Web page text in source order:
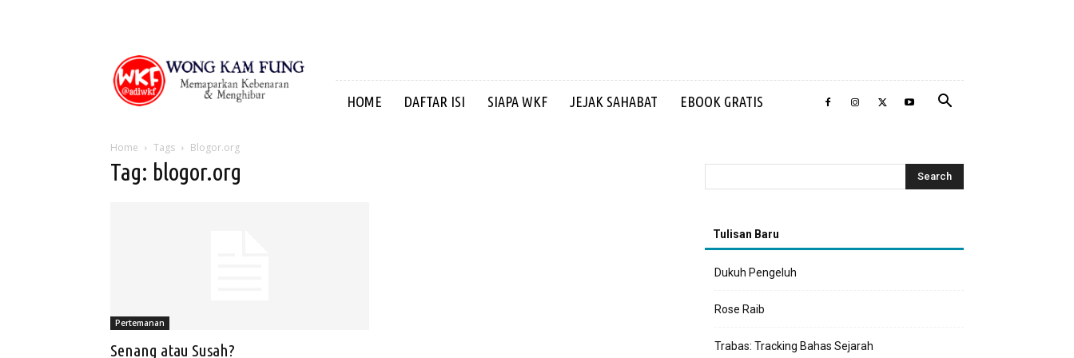
Kam
Fung
HOME DAFTAR ISI SIAPA WKF JEJAK SAHABAT EBOOK GRATIS
Home Tags Blogor.org
Tag: blogor.org
Pertemanan
Senang atau Susah?
Tulisan Baru
Dukuh Pengeluh
Rose Raib
Trabas: Tracking Bahas Sejarah